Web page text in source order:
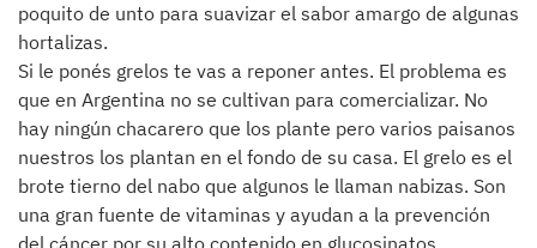
poquito de unto para suavizar el sabor amargo de algunas
hortalizas.
Si le ponés grelos te vas a reponer antes. El problema es
que en Argentina no se cultivan para comercializar. No
hay ningún chacarero que los plante pero varios paisanos
nuestros los plantan en el fondo de su casa. El grelo es el
brote tierno del nabo que algunos le llaman nabizas. Son
una gran fuente de vitaminas y ayudan a la prevención
del cáncer por su alto contenido en glucosinatos.